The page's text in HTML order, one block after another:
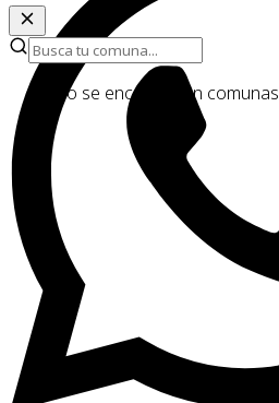
No se encontraron comunas